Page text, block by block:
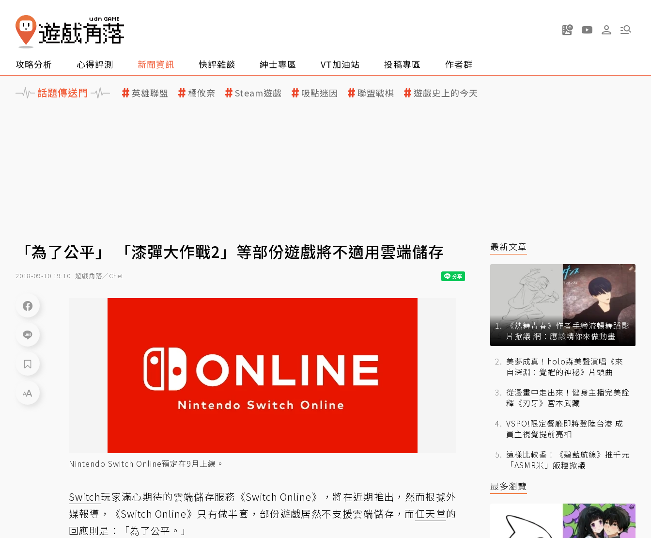
攻略分析 心得評測 新聞資訊 快評雜談 紳士專區 VT加油站 投稿專區 作者群
話題傳送門 英雄聯盟 橘攸奈 Steam遊戲 吸點迷因 聯盟戰棋 遊戲史上的今天
「為了公平」 「漆彈大作戰2」等部份遊戲將不適用雲端儲存
2018-09-10 19:10 遊戲角落／Chet
Nintendo Switch Online預定在9月上線。
Switch玩家滿心期待的雲端儲存服務《Switch Online》，將在近期推出，然而根據外
媒報導，《Switch Online》只有做半套，部份遊戲居然不支援雲端儲存，而任天堂的
回應則是：「為了公平。」
最新文章
《熱舞青春》作者手繪流暢舞蹈影
片掀議 網：應該請你來做動畫
美夢成真！holo森美聲演唱《來
自深淵：覺醒的神秘》片頭曲
從漫畫中走出來！健身主播完美詮
釋《刃牙》宮本武藏
VSPO!限定餐廳即將登陸台港 成
員主視覺提前亮相
這樣比較香！《碧藍航線》推千元
「ASMR米」飯糰掀議
最多瀏覽